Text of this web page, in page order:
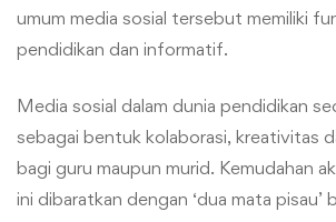
umum media sosial tersebut memiliki
pendidikan dan informatif.
Media sosial dalam dunia pendidikan
sebagai bentuk kolaborasi, kreativitas
bagi guru maupun murid. Kemudahan
ini dibaratkan dengan ‘dua mata pisau’